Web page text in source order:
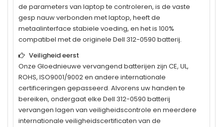
de parameters van laptop te controleren, is de vaste
gesp nauw verbonden met laptop, heeft de
metaalinterface stabiele voeding, en het is 100%
compatibel met de originele Dell 312-0590 batterij.
Veiligheid eerst
Onze Gloednieuwe vervangend batterijen zijn CE, UL,
ROHS, ISO9001/9002 en andere internationale
certificeringen gepasseerd. Alvorens uw handen te
bereiken, ondergaat elke Dell 312-0590 batterij
vervangen lagen van veiligheidscontrole en meerdere
internationale veiligheidscertificaten van de